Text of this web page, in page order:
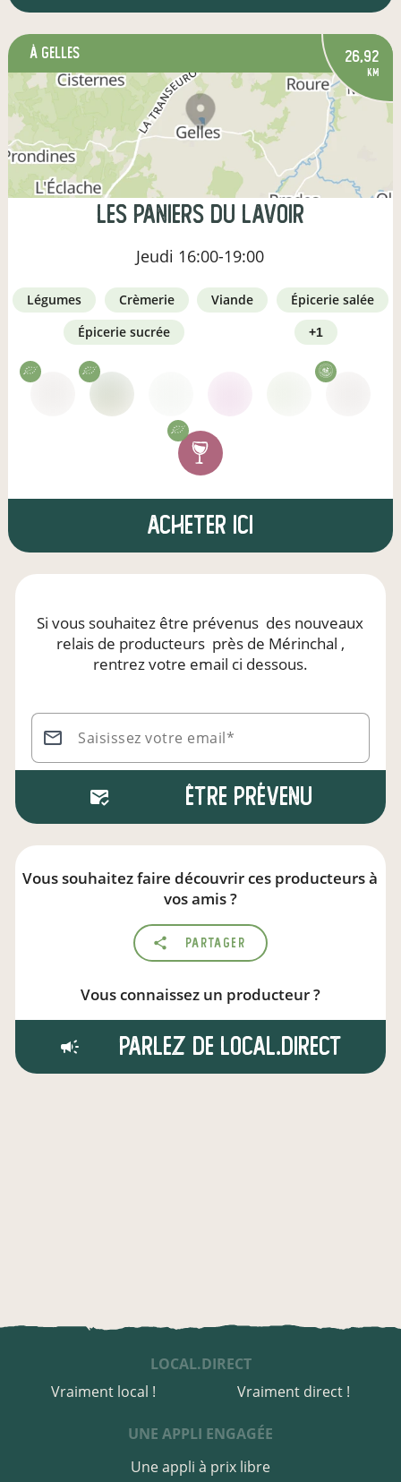
à Gelles 26,92
km
Les Paniers du Lavoir
Jeudi 16:00-19:00
légumes crèmerie viande
épicerie salée
épicerie sucrée
+1
Acheter ici
Si vous souhaitez être prévenus des nouveaux
relais de producteurs près de Mérinchal ,
rentrez votre email ci dessous.
Saisissez votre email*
Être prévenu
Vous souhaitez faire découvrir ces producteurs à
vos amis ?
Partager
Vous connaissez un producteur ?
Parlez de local.direct
LOCAL.DIRECT
Vraiment local !
Vraiment direct !
UNE APPLI ENGAGÉE
Une appli à prix libre